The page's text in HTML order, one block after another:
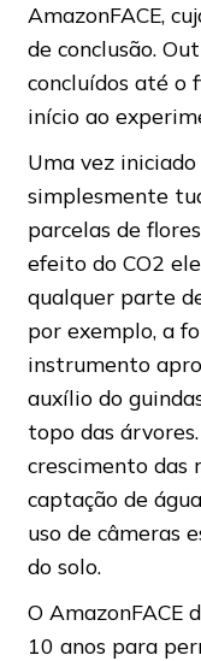
AmazonFACE,
de conclusão.
concluídos até o
início ao
Uma vez
simplesmente
parcelas de
efeito do CO2
qualquer parte
por exemplo, a
instrumento
auxílio do
topo das
crescimento das
captação de
uso de câmeras
do solo.
O AmazonFACE
10 anos para